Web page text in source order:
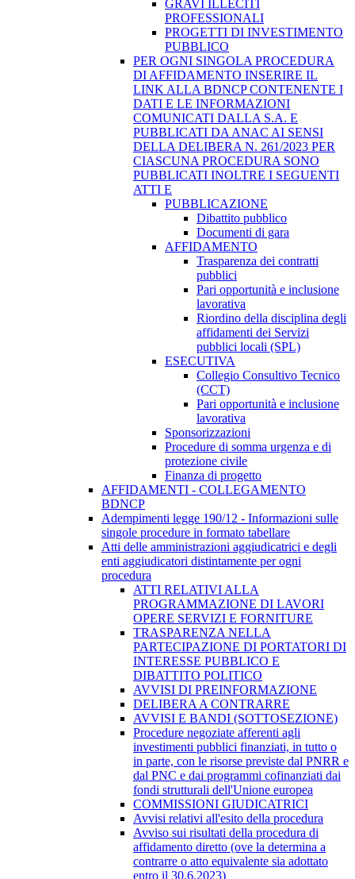
GRAVI ILLECITI
PROFESSIONALI
PROGETTI DI INVESTIMENTO
PUBBLICO
PER OGNI SINGOLA PROCEDURA
DI AFFIDAMENTO INSERIRE IL
LINK ALLA BDNCP CONTENENTE I
DATI E LE INFORMAZIONI
COMUNICATI DALLA S.A. E
PUBBLICATI DA ANAC AI SENSI
DELLA DELIBERA N. 261/2023 PER
CIASCUNA PROCEDURA SONO
PUBBLICATI INOLTRE I SEGUENTI
ATTI E
PUBBLICAZIONE
Dibattito pubblico
Documenti di gara
AFFIDAMENTO
Trasparenza dei contratti
pubblici
Pari opportunità e inclusione
lavorativa
Riordino della disciplina degli
affidamenti dei Servizi
pubblici locali (SPL)
ESECUTIVA
Collegio Consultivo Tecnico
(CCT)
Pari opportunità e inclusione
lavorativa
Sponsorizzazioni
Procedure di somma urgenza e di
protezione civile
Finanza di progetto
AFFIDAMENTI - COLLEGAMENTO
BDNCP
Adempimenti legge 190/12 - Informazioni sulle
singole procedure in formato tabellare
Atti delle amministrazioni aggiudicatrici e degli
enti aggiudicatori distintamente per ogni
procedura
ATTI RELATIVI ALLA
PROGRAMMAZIONE DI LAVORI
OPERE SERVIZI E FORNITURE
TRASPARENZA NELLA
PARTECIPAZIONE DI PORTATORI DI
INTERESSE PUBBLICO E
DIBATTITO POLITICO
AVVISI DI PREINFORMAZIONE
DELIBERA A CONTRARRE
AVVISI E BANDI (SOTTOSEZIONE)
Procedure negoziate afferenti agli
investimenti pubblici finanziati, in tutto o
in parte, con le risorse previste dal PNRR e
dal PNC e dai programmi cofinanziati dai
fondi strutturali dell'Unione europea
COMMISSIONI GIUDICATRICI
Avvisi relativi all'esito della procedura
Avviso sui risultati della procedura di
affidamento diretto (ove la determina a
contrarre o atto equivalente sia adottato
entro il 30.6.2023)